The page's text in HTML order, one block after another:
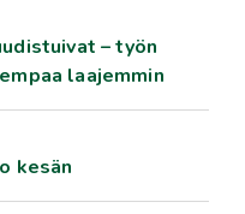
– työn
laajemmin
kesän